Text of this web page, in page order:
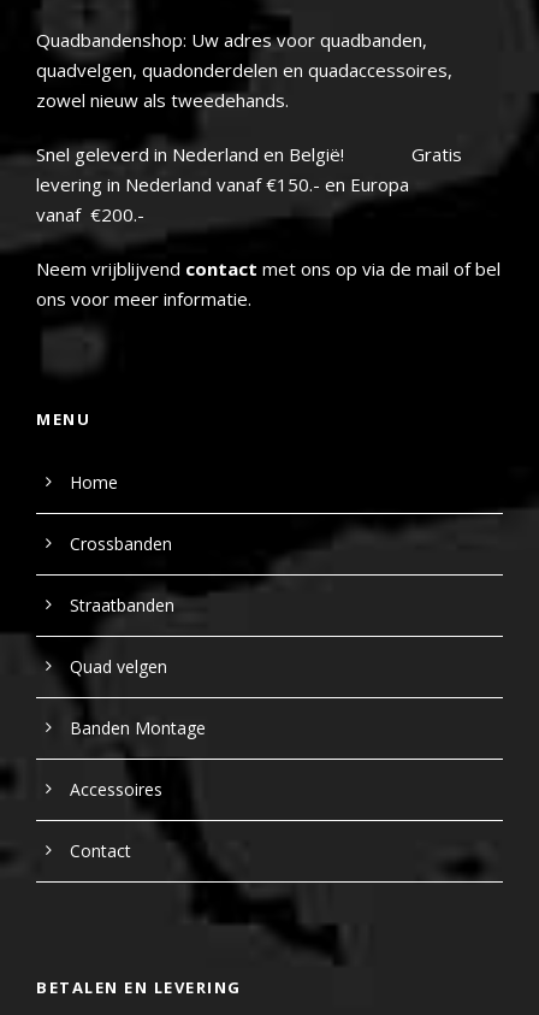
Quadbandenshop: Uw adres voor quadbanden,
quadvelgen, quadonderdelen en quadaccessoires,
zowel nieuw als tweedehands.
Snel geleverd in Nederland en België! Gratis
levering in Nederland vanaf €150.- en Europa
vanaf €200.-
Neem vrijblijvend contact met ons op via de mail of bel
ons voor meer informatie.
MENU
Home
Crossbanden
Straatbanden
Quad velgen
Banden Montage
Accessoires
Contact
BETALEN EN LEVERING